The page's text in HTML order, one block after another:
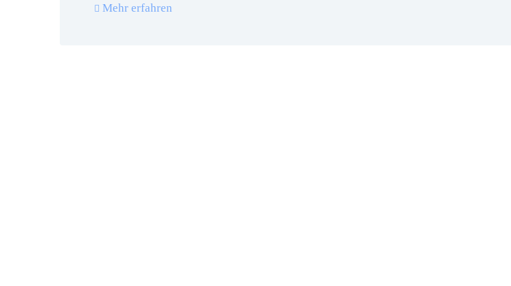
Mehr erfahren